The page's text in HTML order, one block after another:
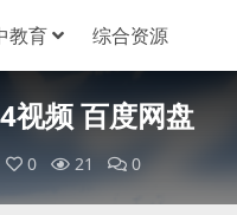
教育 综合资源
视频 百度网盘
0 21 0